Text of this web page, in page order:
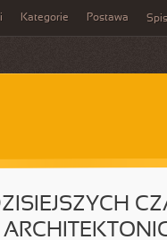
Kategorie Postawa